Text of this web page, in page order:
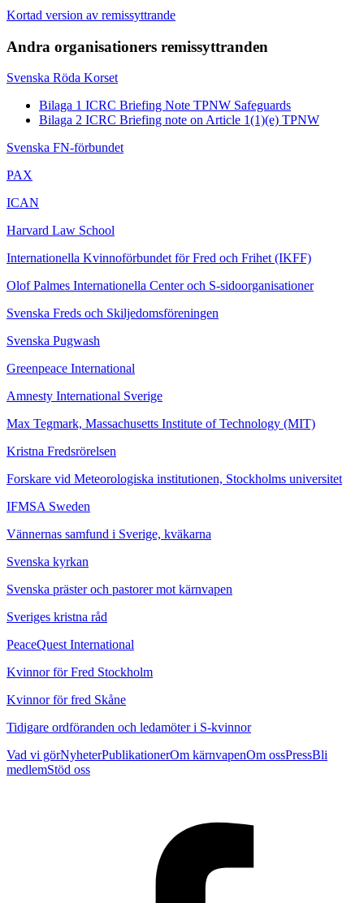
Kortad version av remissyttrande
Andra organisationers remissyttranden
Svenska Röda Korset
Bilaga 1 ICRC Briefing Note TPNW Safeguards
Bilaga 2 ICRC Briefing note on Article 1(1)(e) TPNW
Svenska FN-förbundet
PAX
ICAN
Harvard Law School
Internationella Kvinnoförbundet för Fred och Frihet (IKFF)
Olof Palmes Internationella Center och S-sidoorganisationer
Svenska Freds och Skiljedomsföreningen
Svenska Pugwash
Greenpeace International
Amnesty International Sverige
Max Tegmark, Massachusetts Institute of Technology (MIT)
Kristna Fredsrörelsen
Forskare vid Meteorologiska institutionen, Stockholms universitet
IFMSA Sweden
Vännernas samfund i Sverige, kväkarna
Svenska kyrkan
Svenska präster och pastorer mot kärnvapen
Sveriges kristna råd
PeaceQuest International
Kvinnor för Fred Stockholm
Kvinnor för fred Skåne
Tidigare ordföranden och ledamöter i S-kvinnor
Vad vi görNyheterPublikationerOm kärnvapenOm ossPressBli
medlemStöd oss